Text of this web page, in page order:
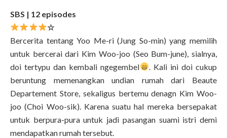
SBS | 12 episodes
☆
Bercerita tentang Yoo Me-ri (Jung So-min) yang memilih
untuk bercerai dari Kim Woo-joo (Seo Bum-june), sialnya,
doi tertypu dan kembali ngegembel
. Kali ini doi cukup
beruntung memenangkan undian rumah dari Beaute
Departement Store, sekaligus bertemu denagn Kim Woo-
joo (Choi Woo-sik). Karena suatu hal mereka bersepakat
untuk berpura-pura untuk jadi pasangan suami istri demi
mendapatkan rumah tersebut.